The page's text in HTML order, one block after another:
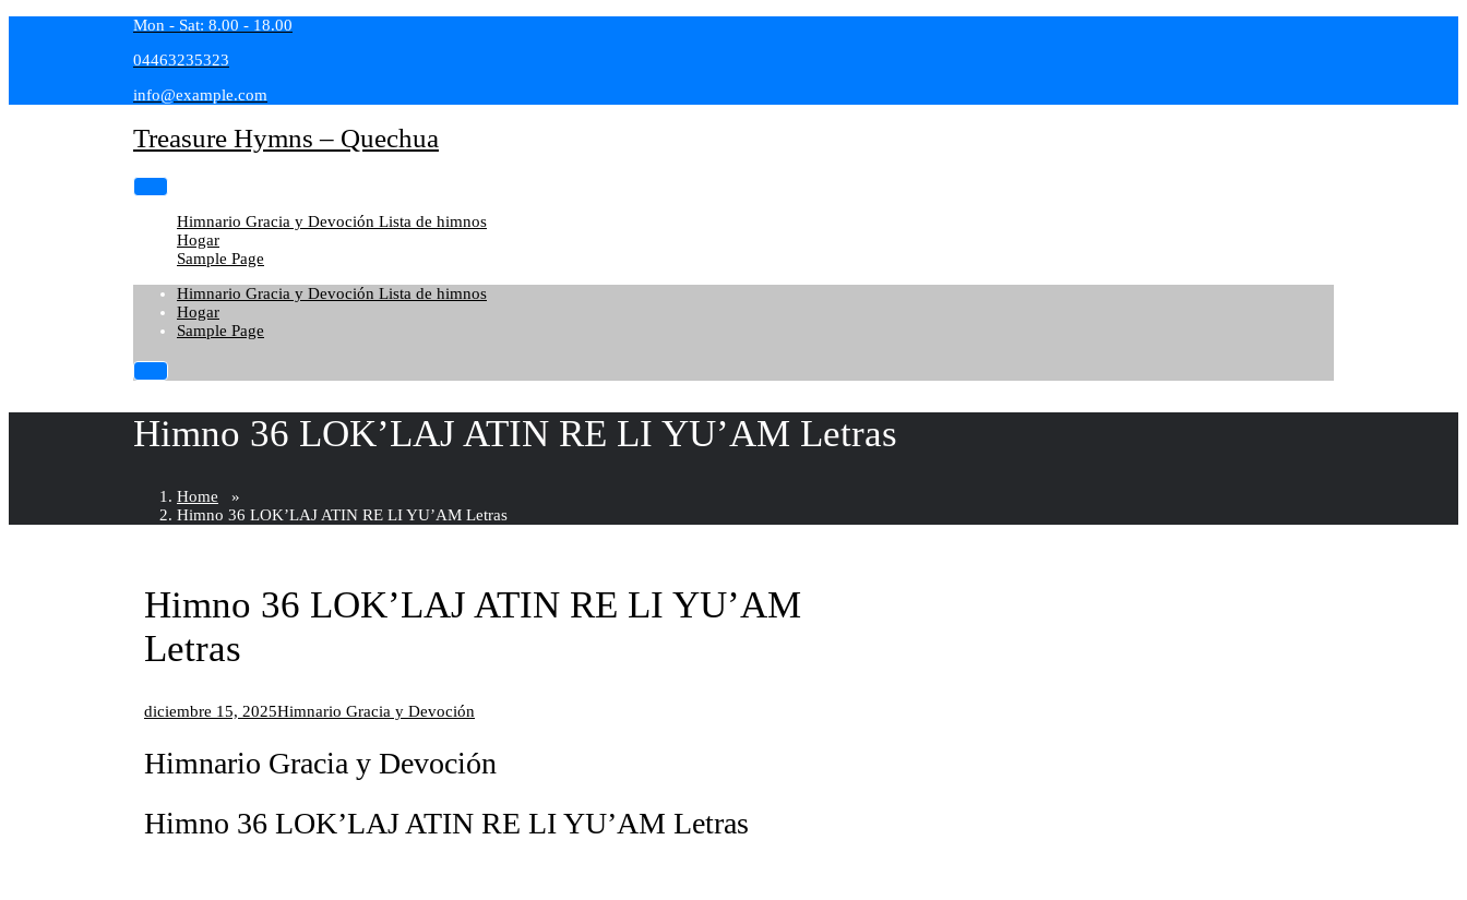
Mon - Sat: 8.00 - 18.00
04463235323
info@example.com
Treasure Hymns – Quechua
Himnario Gracia y Devoción Lista de himnos
Hogar
Sample Page
Himnario Gracia y Devoción Lista de himnos
Hogar
Sample Page
Himno 36 LOK’LAJ ATIN RE LI YU’AM Letras
Home »
Himno 36 LOK’LAJ ATIN RE LI YU’AM Letras
Himno 36 LOK’LAJ ATIN RE LI YU’AM
Letras
diciembre 15, 2025Himnario Gracia y Devoción
Himnario Gracia y Devoción
Himno 36 LOK’LAJ ATIN RE LI YU’AM Letras